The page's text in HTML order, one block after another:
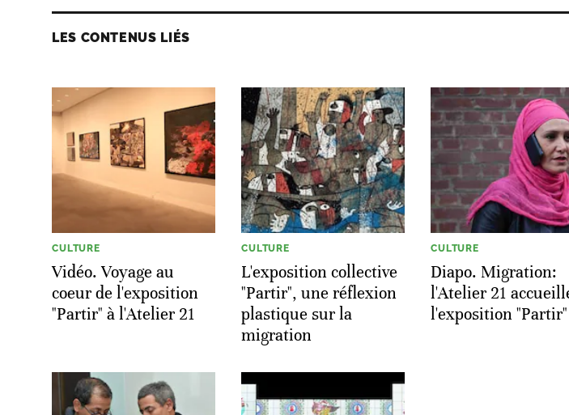
LES CONTENUS LIÉS
CULTURE
Vidéo. Voyage au
coeur de l'exposition
"Partir" à l'Atelier 21
CULTURE
L'exposition collective
"Partir", une réflexion
plastique sur la
migration
CULTURE
Diapo. Migration:
l'Atelier 21
l'exposition "Partir"